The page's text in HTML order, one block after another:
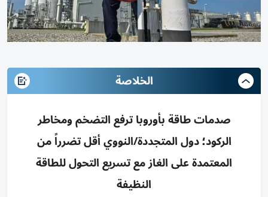
الخلاصة
صدمات طاقة بأوروبا ترفع التضخم ومخاطر
الركود؛ دول المتجددة/النووي أقل تضرراً من
المعتمدة على الغاز مع تسريع التحول للطاقة
النظيفة